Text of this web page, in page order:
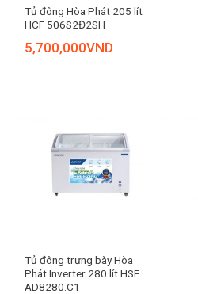
Tủ đông Hòa Phát 205 lít
HCF 506S2Đ2SH
5,700,000VND
Tủ đông trưng bày Hòa
Phát Inverter 280 lít HSF
AD8280.C1